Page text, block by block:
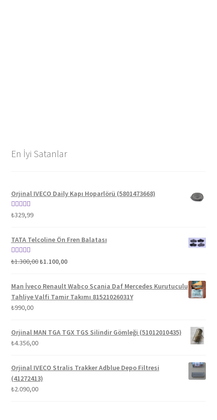
En İyi Satanlar
Orjinal IVECO Daily Kapı Hoparlörü (5801473668)
5 üzerinden
₺329,99
TATA Telcoline Ön Fren Balatası
5 üzerinden
₺1.300,00Orijinal
₺1.300,00.
₺1.100,00Şu
fiyat:
₺1.100,00.
Man İveco Renault Wabco Scania Daf Mercedes Kurutuculu
Tahliye Valfi Tamir Takımı 81521026031Y
₺990,00
Orjinal MAN TGA TGX TGS Silindir Gömleği (51012010435)
₺4.356,00
Orjinal IVECO Stralis Trakker Adblue Depo Filtresi
(41272413)
₺2.090,00